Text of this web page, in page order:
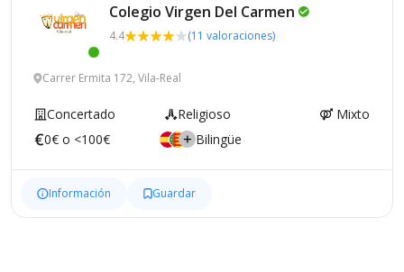
Colegio Virgen Del Carmen
4.4 (11 valoraciones)
Carrer Ermita 172, Vila-Real
Concertado Religioso
Mixto
0€ o <100€
Bilingüe
Información Guardar